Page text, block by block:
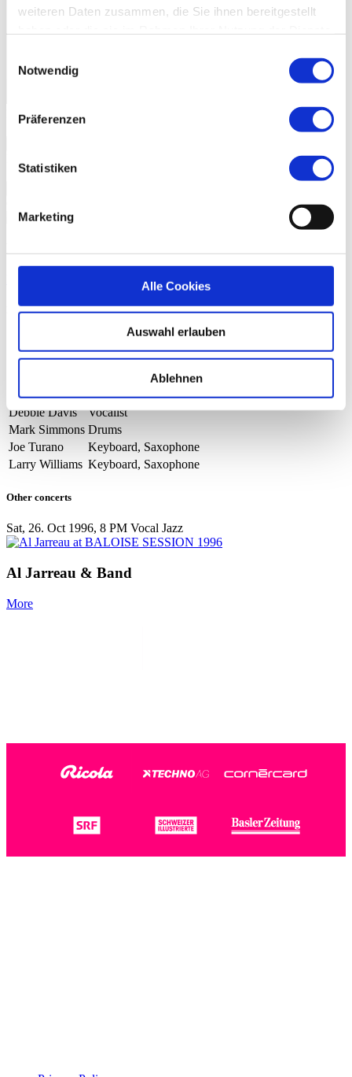
weiteren Daten zusammen, die Sie ihnen bereitgestellt
Notwendig
Präferenzen
Statistiken
Marketing
Alle Cookies
Auswahl erlauben
Ablehnen
Image Gallery
Line-up
Al Jarreau
Vocalist
Bass, Musical Director
Ross Bolton
Guitar
Debbie Davis
Vocalist
Mark Simmons Drums
Joe Turano
Keyboard, Saxophone
Larry Williams Keyboard, Saxophone
Other concerts
Sat, 26. Oct 1996, 8 PM Vocal Jazz
Al Jarreau & Band
More